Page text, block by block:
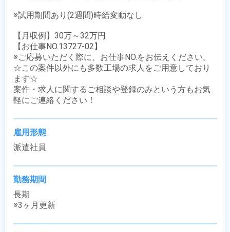
※試用期間あり(2週間)時給変動なし
【月収例】30万～32万円
【お仕事NO.13727-02】
※ご応募いただく際に、お仕事NO.をお伝えください。
☆この案件以外にも多数工場の求人をご用意しており
ます☆
案件・求人に関するご相談や登録のみという方もお気
軽にご連絡ください！
雇用形態
派遣社員
勤務期間
長期
※3ヶ月更新